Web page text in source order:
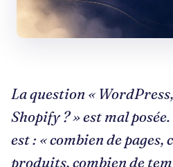
La question «
Shopify ? » est mal
est : « combien de pages,
produits, combien de